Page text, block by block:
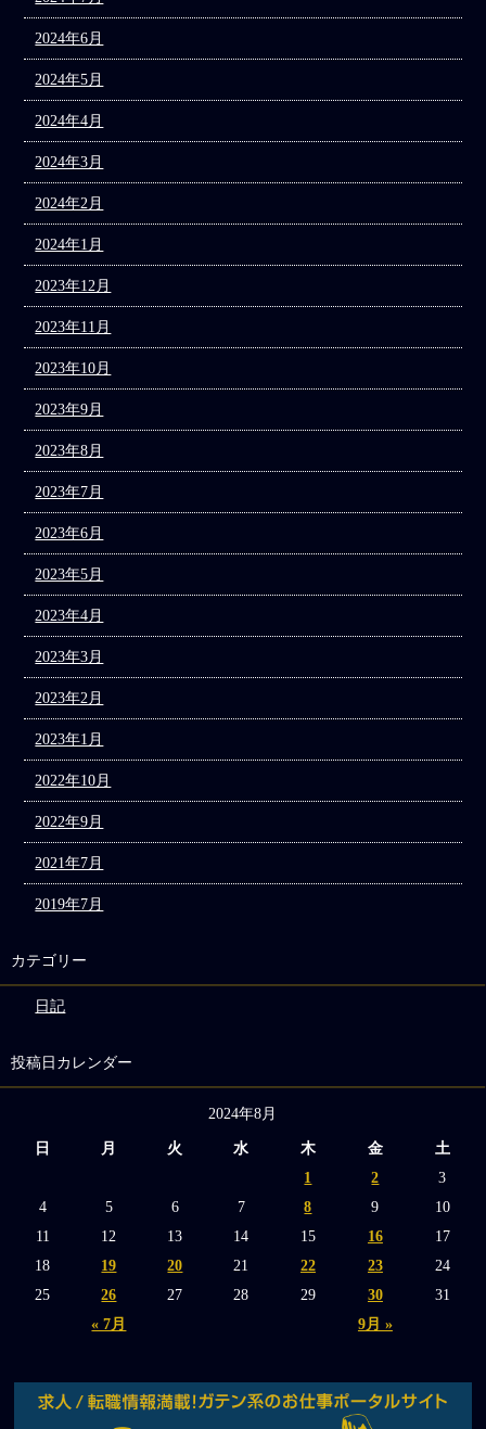
2024年6月
2024年5月
2024年4月
2024年3月
2024年2月
2024年1月
2023年12月
2023年11月
2023年10月
2023年9月
2023年8月
2023年7月
2023年6月
2023年5月
2023年4月
2023年3月
2023年2月
2023年1月
2022年10月
2022年9月
2021年7月
2019年7月
カテゴリー
日記
投稿日カレンダー
2024年8月
日 月 火 水 木 金 土
« 7月 9月 »
1 2
3
4
5 6 7 8 9
10
11
12 13 14 15 16
17
18
19 20 21 22 23
24
25
26 27 28 29 30 31